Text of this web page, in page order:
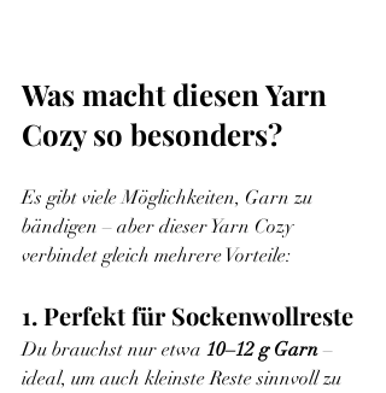
Was macht diesen Yarn
Cozy so besonders?
Es gibt viele Möglichkeiten, Garn zu
bändigen – aber dieser Yarn Cozy
verbindet gleich mehrere Vorteile:
1. Perfekt für Sockenwollreste
Du brauchst nur etwa 10–12 g Garn –
ideal, um auch kleinste Reste sinnvoll zu